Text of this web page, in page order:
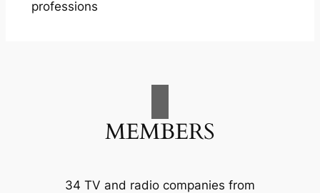
professions
MEMBERS
34 TV and radio companies from